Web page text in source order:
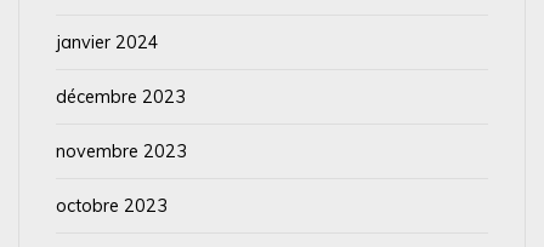
janvier 2024
décembre 2023
novembre 2023
octobre 2023